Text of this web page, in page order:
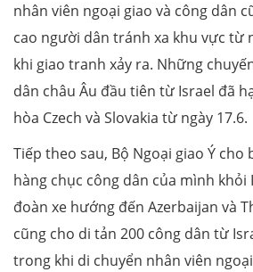
nhân viên ngoại giao và công dân
cao người dân tránh xa khu vực từ
khi giao tranh xảy ra. Những
dân châu Âu đầu tiên từ Israel đã
hòa Czech và Slovakia từ ngày 17.6.
Tiếp theo sau, Bộ Ngoại giao Ý cho
hàng chục công dân của mình khỏi
đoàn xe hướng đến Azerbaijan và
cũng cho di tản 200 công dân từ
trong khi di chuyển nhân viên